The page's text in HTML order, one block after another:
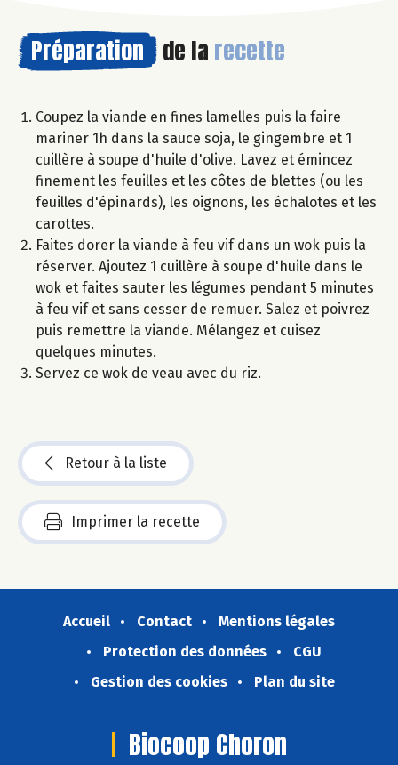
Préparation de la recette
Coupez la viande en fines lamelles puis la faire
mariner 1h dans la sauce soja, le gingembre et 1
cuillère à soupe d'huile d'olive. Lavez et émincez
finement les feuilles et les côtes de blettes (ou les
feuilles d'épinards), les oignons, les échalotes et les
carottes.
Faites dorer la viande à feu vif dans un wok puis la
réserver. Ajoutez 1 cuillère à soupe d'huile dans le
wok et faites sauter les légumes pendant 5 minutes
à feu vif et sans cesser de remuer. Salez et poivrez
puis remettre la viande. Mélangez et cuisez
quelques minutes.
Servez ce wok de veau avec du riz.
Retour à la liste
Imprimer la recette
Accueil Contact
Mentions légales
Protection des données
CGU
Gestion des cookies
Plan du site
Biocoop Choron